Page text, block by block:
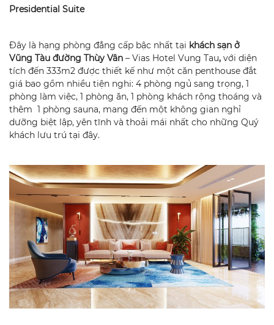
Presidential Suite
Đây là hạng phòng đẳng cấp bậc nhất tại khách sạn ở
Vũng Tàu đường Thùy Vân – Vias Hotel Vung Tau, với diện
tích đến 333m2 được thiết kế như một căn penthouse đắt
giá bao gồm nhiều tiện nghi: 4 phòng ngủ sang trọng, 1
phòng làm việc, 1 phòng ăn, 1 phòng khách rộng thoáng và
thêm 1 phòng sauna, mang đến một không gian nghỉ
dưỡng biệt lập, yên tĩnh và thoải mái nhất cho những Quý
khách lưu trú tại đây.